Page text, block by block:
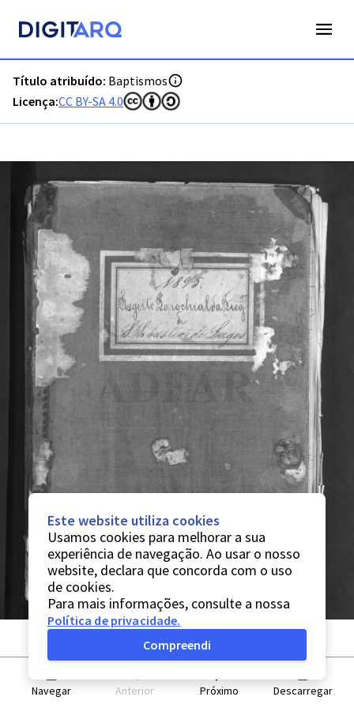
Título atribuído: Baptismos
Licença:CC BY-SA 4.0
Navegar Anterior Próximo Descarregar
Este website utiliza cookies
Usamos cookies para melhorar a sua
experiência de navegação. Ao usar o nosso
website, declara que concorda com o uso
de cookies.
Para mais informações, consulte a nossa
Política de privacidade.
Compreendi